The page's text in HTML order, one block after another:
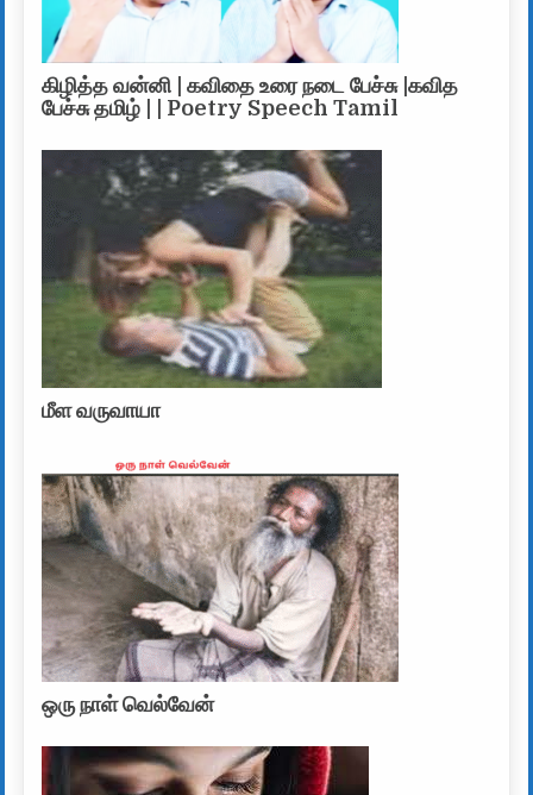
கிழித்த வன்னி | கவிதை உரை நடை பேச்சு |கவித
பேச்சு தமிழ் | | Poetry Speech Tamil
மீள வருவாயா
ஒரு நாள் வெல்வேன்